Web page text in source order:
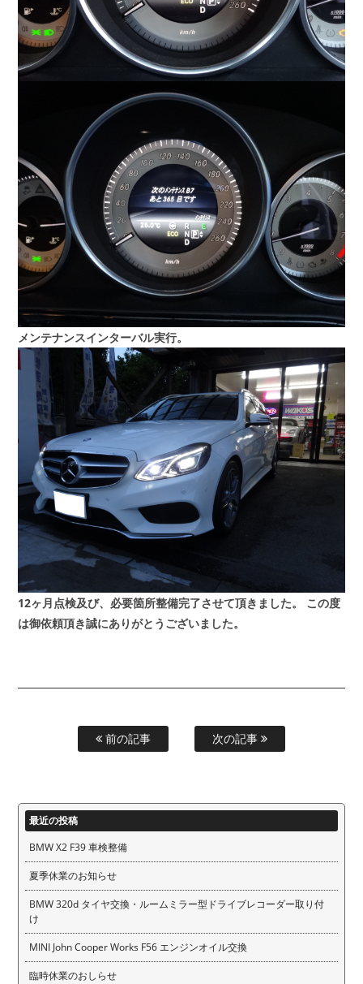
メンテナンスインターバル実行。
12ヶ月点検及び、必要箇所整備完了させて頂きました。
この度
は御依頼頂き誠にありがとうございました。
前の記事 次の記事
最近の投稿
BMW X2 F39 車検整備
夏季休業のお知らせ
BMW 320d タイヤ交換・ルームミラー型ドライブレコーダー取り付
け
MINI John Cooper Works F56 エンジンオイル交換
臨時休業のおしらせ